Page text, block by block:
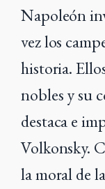
Napoleón
vez los
historia.
nobles y su
destaca e
Volkonsky.
la moral de